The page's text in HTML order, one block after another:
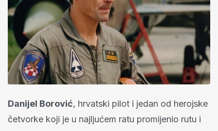
Danijel Borović, hrvatski pilot i jedan od herojske
četvorke koji je u najljućem ratu promijenio rutu i